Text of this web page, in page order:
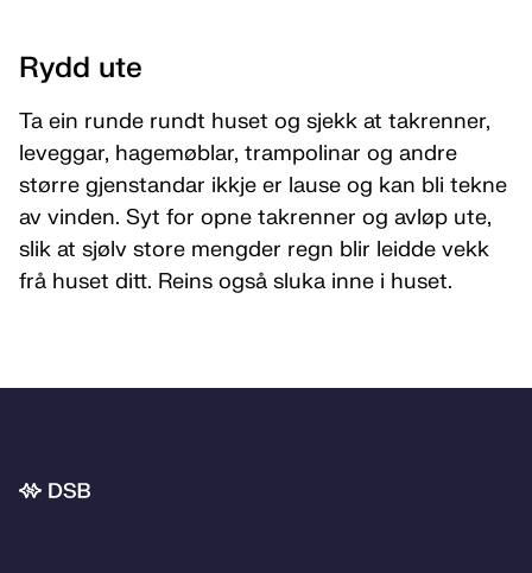
Rydd ute
Ta ein runde rundt huset og sjekk at takrenner,
leveggar, hagemøblar, trampolinar og andre
større gjenstandar ikkje er lause og kan bli tekne
av vinden. Syt for opne takrenner og avløp ute,
slik at sjølv store mengder regn blir leidde vekk
frå huset ditt. Reins også sluka inne i huset.
Bunnområde